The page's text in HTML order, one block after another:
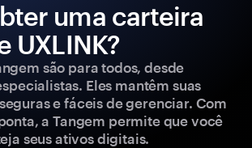
uma carteira
UXLINK?
são para todos, desde
Eles mantêm suas
e fáceis de gerenciar. Com
a Tangem permite que você
seus ativos digitais.